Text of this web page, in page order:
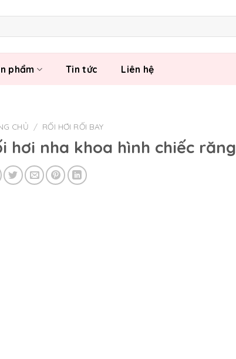
phẩm Tin tức Liên hệ
CHỦ / RỐI HƠI RỐI BAY
hơi nha khoa hình chiếc răng